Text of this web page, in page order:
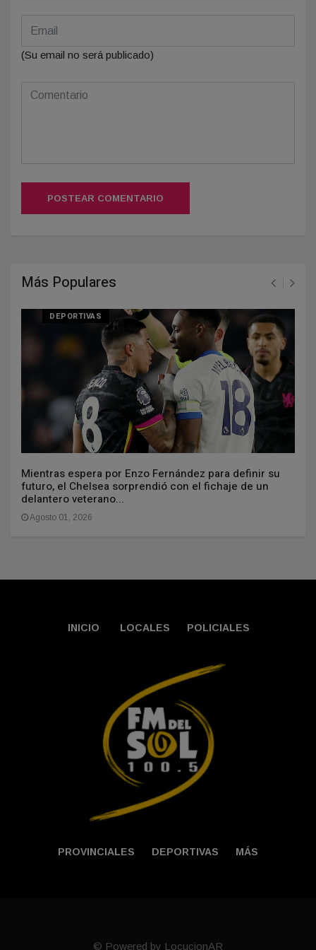
(Su email no será publicado)
POSTEAR COMENTARIO
Más Populares
DEPORTIVAS
Mientras espera por Enzo Fernández para definir su
futuro, el Chelsea sorprendió con el fichaje de un
delantero veterano...
Agosto 01, 2026
INICIO LOCALES POLICIALES
PROVINCIALES DEPORTIVAS MÁS
© Powered by LocucionAR